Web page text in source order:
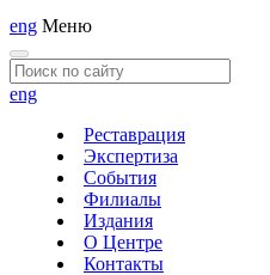
eng Меню
eng
Реставрация
Экспертиза
События
Филиалы
Издания
О Центре
Контакты